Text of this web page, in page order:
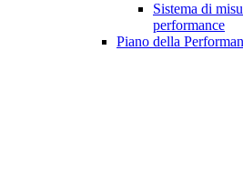
Sistema di
performance
Piano della